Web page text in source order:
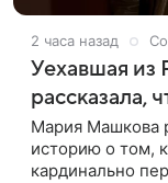
2 часа назад
Уехавшая
рассказала,
Мария Машкова
историю о том,
кардинально